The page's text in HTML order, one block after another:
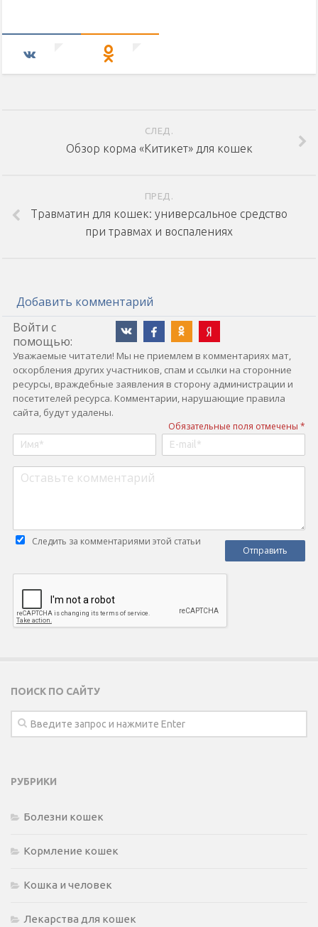
СЛЕД.
Обзор корма «Китикет» для кошек
ПРЕД.
Травматин для кошек: универсальное средство
при травмах и воспалениях
Добавить комментарий
Войти с
помощью:
Уважаемые читатели! Мы не приемлем в комментариях мат,
оскорбления других участников, спам и ссылки на сторонние
ресурсы, враждебные заявления в сторону администрации и
посетителей ресурса. Комментарии, нарушающие правила
сайта, будут удалены.
Обязательные поля отмечены *
Следить за комментариями этой статьи
ПОИСК ПО САЙТУ
РУБРИКИ
Болезни кошек
Кормление кошек
Кошка и человек
Лекарства для кошек